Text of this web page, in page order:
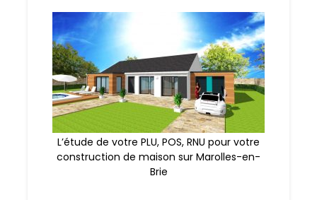
L’étude de votre PLU, POS, RNU pour votre
construction de maison sur Marolles-en-
Brie